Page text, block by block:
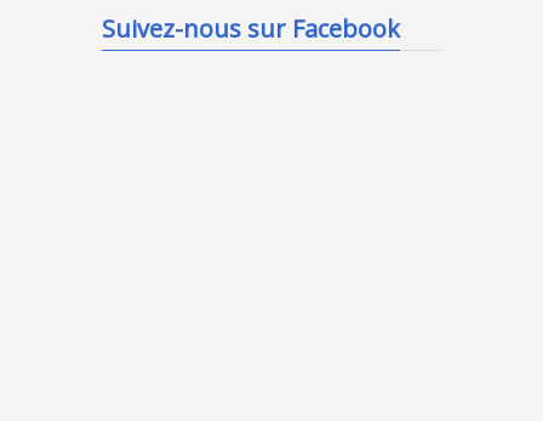
Suivez-nous sur Facebook